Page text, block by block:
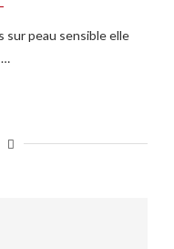
sur peau sensible elle
…